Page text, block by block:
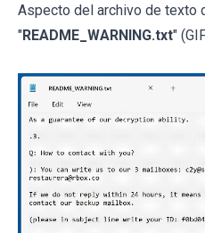
Aspecto del archivo de texto
"README_WARNING.txt"